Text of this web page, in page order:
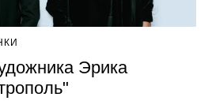
Эрика